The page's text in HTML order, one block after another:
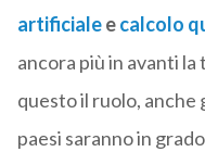
artificialeecalcolo
ancora più in avanti
questo il ruolo,
paesi saranno in